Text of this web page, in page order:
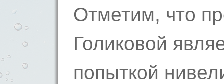
Отметим, что
Голиковой
попыткой